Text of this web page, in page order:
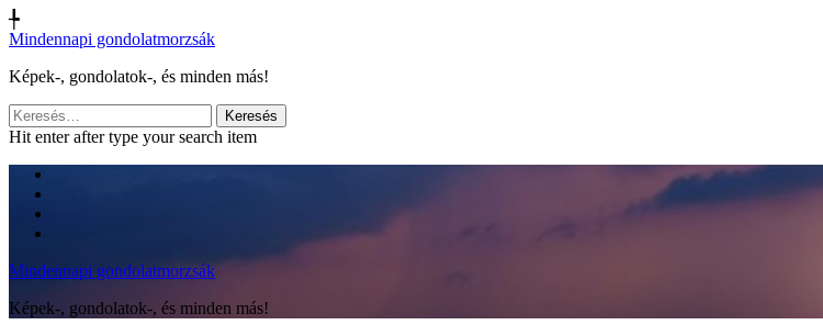
╄
Mindennapi gondolatmorzsák
Képek-, gondolatok-, és minden más!
Keresés:
Hit enter after type your search item
Mindennapi gondolatmorzsák
Képek-, gondolatok-, és minden más!